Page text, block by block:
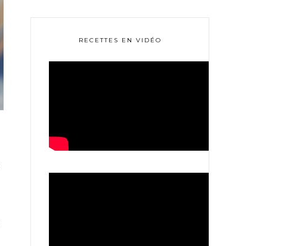
RECETTES EN VIDÉO